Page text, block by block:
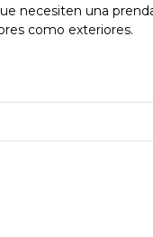
necesiten una
como exteriores.